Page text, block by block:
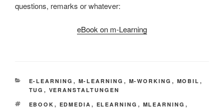
questions, remarks or whatever:
eBook on m-Learning
KATEGORIEN
E-LEARNING , M-LEARNING , M-WORKING , MOBIL ,
TUG , VERANSTALTUNGEN
SCHLAGWÖRTER
EBOOK , EDMEDIA , ELEARNING , MLEARNING ,